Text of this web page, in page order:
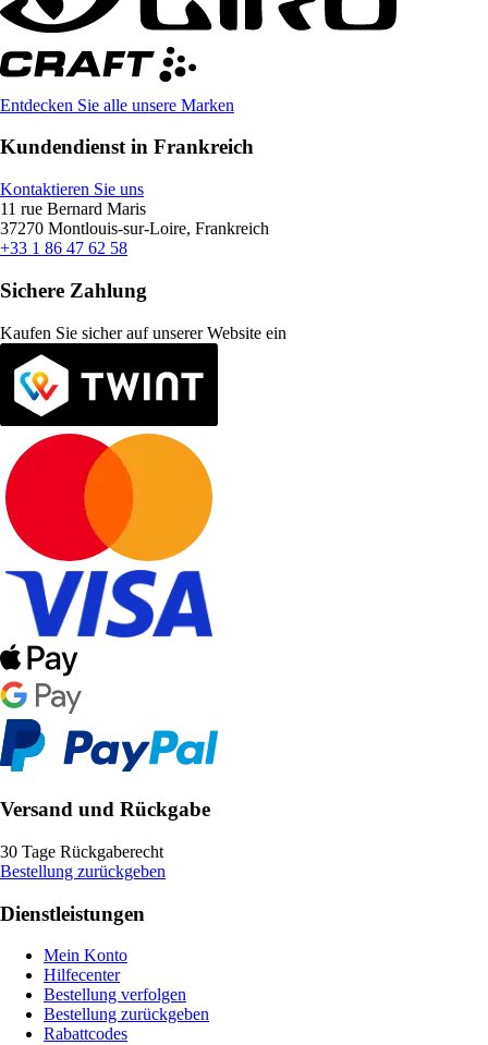
Entdecken Sie alle unsere Marken
Kundendienst in Frankreich
Kontaktieren Sie uns
11 rue Bernard Maris
37270 Montlouis-sur-Loire, Frankreich
+33 1 86 47 62 58
Sichere Zahlung
Kaufen Sie sicher auf unserer Website ein
Versand und Rückgabe
30 Tage Rückgaberecht
Bestellung zurückgeben
Dienstleistungen
Mein Konto
Hilfecenter
Bestellung verfolgen
Bestellung zurückgeben
Rabattcodes